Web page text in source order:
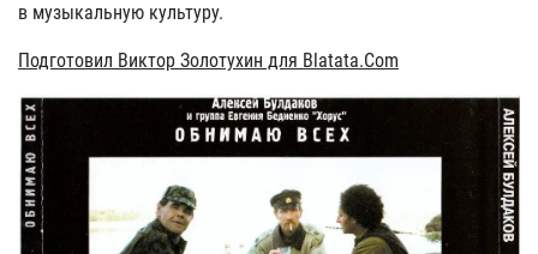
в музыкальную культуру.
Подготовил Виктор Золотухин для Blatata.Com